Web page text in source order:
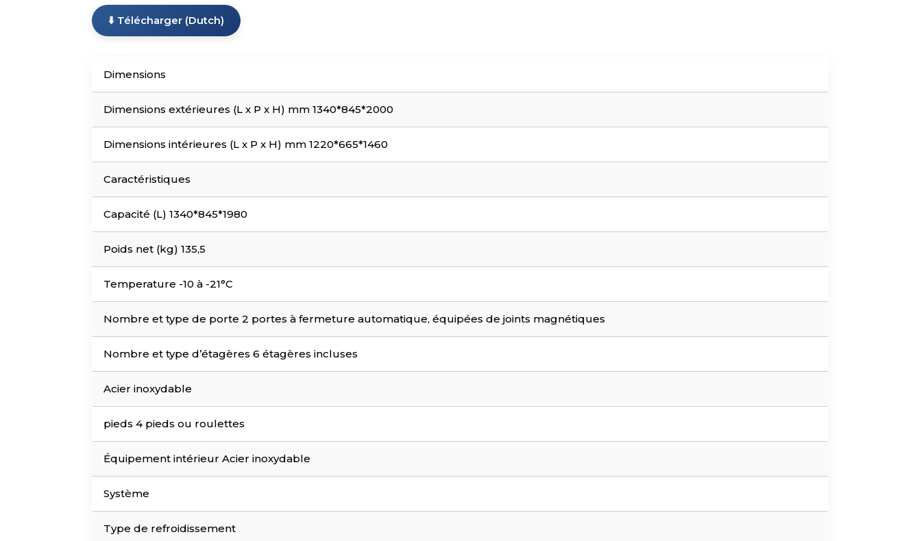
⬇️ Télécharger (Dutch)
Dimensions
Dimensions extérieures (L x P x H) mm 1340*845*2000
Dimensions intérieures (L x P x H) mm 1220*665*1460
Caractéristiques
Capacité (L) 1340*845*1980
Poids net (kg) 135,5
Temperature -10 à -21°C
Nombre et type de porte 2 portes à fermeture automatique, équipées de joints magnétiques
Nombre et type d’étagères 6 étagères incluses
Acier inoxydable
pieds 4 pieds ou roulettes
Équipement intérieur Acier inoxydable
Système
Type de refroidissement